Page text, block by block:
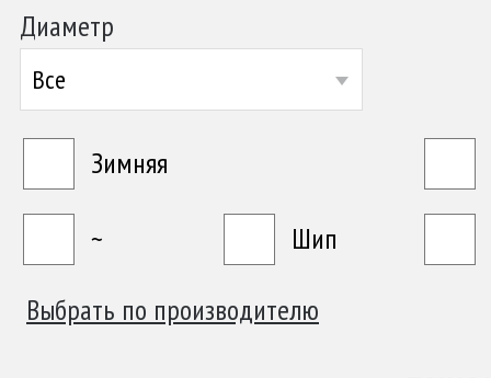
Диаметр
Все
Зимняя
~
Шип
Выбрать по производителю